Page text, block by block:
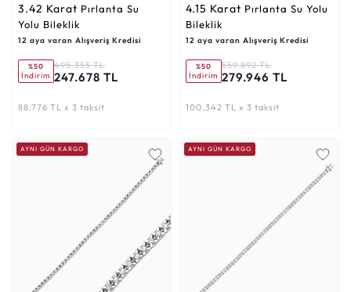
3.42 Karat
Yolu Bileklik
12 aya varan Alışveriş Kredisi
%50
İndirim
495.355 TL
247.678 TL
88.776 TL x 3 taksit
4.15 Karat
Bileklik
12 aya varan Alışveriş Kredisi
%50
İndirim
559.892 TL
279.946 TL
100.342 TL x 3 taksit
AYNI GÜN KARGO AYNI GÜN KARGO